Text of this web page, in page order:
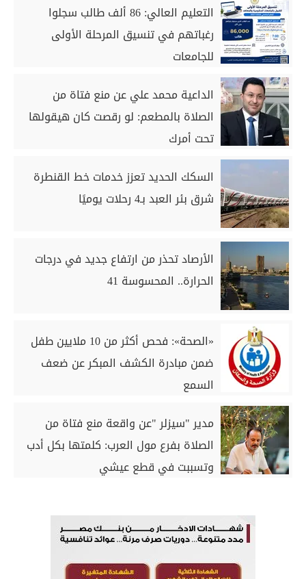
التعليم العالي: 86 ألف طالب سجلوا
رغباتهم في تنسيق المرحلة الأولى
للجامعات
الداعية محمد علي عن منع فتاة من
الصلاة بالمطعم: لو رقصت كان هيقولها
تحت أمرك
السكك الحديد تعزز خدمات خط القنطرة
شرق بئر العبد بـ4 رحلات يوميًا
الأرصاد تحذر من ارتفاع جديد في درجات
الحرارة.. المحسوسة 41
«الصحة»: فحص أكثر من 10 ملايين طفل
ضمن مبادرة الكشف المبكر عن ضعف
السمع
مدير "سيزلر "عن واقعة منع فتاة من
الصلاة بفرع مول العرب: كلمتها بكل أدب
وتسببت في قطع عيشي